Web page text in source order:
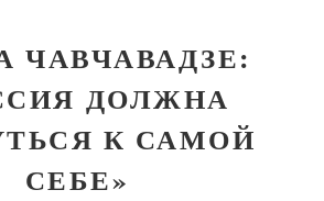
ЧАВЧАВАДЗЕ:
ДОЛЖНА
К САМОЙ
СЕБЕ»